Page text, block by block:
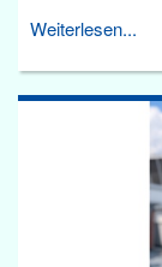
Weiterlesen...